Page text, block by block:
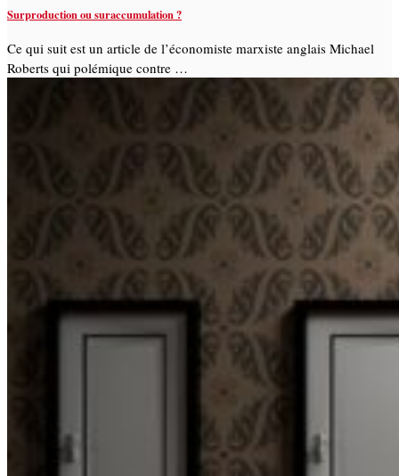
Surproduction ou suraccumulation ?
Ce qui suit est un article de l’économiste marxiste anglais Michael
Roberts qui polémique contre …